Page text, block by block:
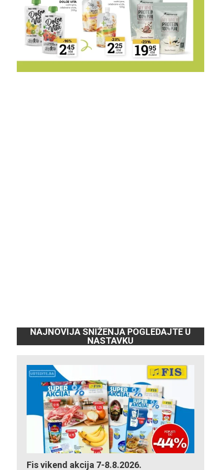
NAJNOVIJA SNIŽENJA POGLEDAJTE U
NASTAVKU
Fis vikend akcija 7-8.8.2026.